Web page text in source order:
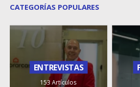
CATEGORÍAS POPULARES
ENTREVISTAS
153 Artículos